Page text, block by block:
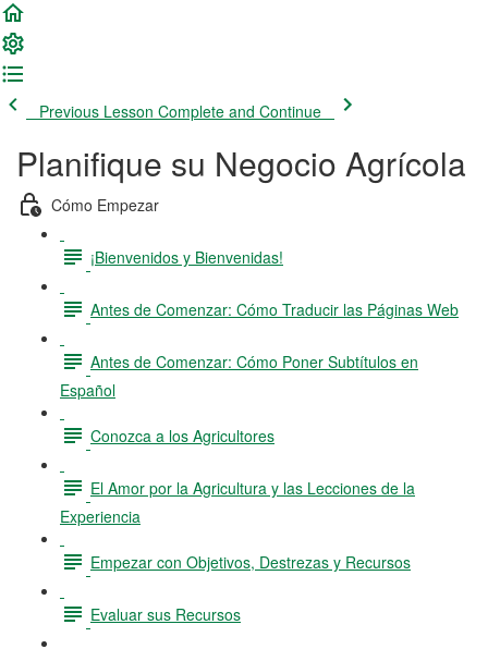
Previous Lesson Complete and Continue
Planifique su Negocio Agrícola
Cómo Empezar
¡Bienvenidos y Bienvenidas!
Antes de Comenzar: Cómo Traducir las Páginas Web
Antes de Comenzar: Cómo Poner Subtítulos en
Español
Conozca a los Agricultores
El Amor por la Agricultura y las Lecciones de la
Experiencia
Empezar con Objetivos, Destrezas y Recursos
Evaluar sus Recursos